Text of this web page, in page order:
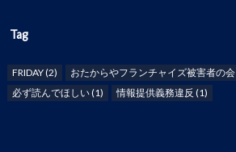
Tag
FRIDAY(2) おたからやフランチャイズ被害者の会
必ず読んでほしい(1) 情報提供義務違反 (1)